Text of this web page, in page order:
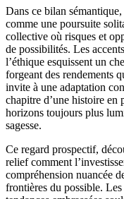
Dans ce bilan
comme une poursuite
collective où risques et
de possibilités. Les
l’éthique esquissent un
forgeant des rendements
invite à une adaptation
chapitre d’une histoire en
horizons toujours plus
sagesse.
Ce regard prospectif,
relief comment
compréhension nuancée
frontières du possible.